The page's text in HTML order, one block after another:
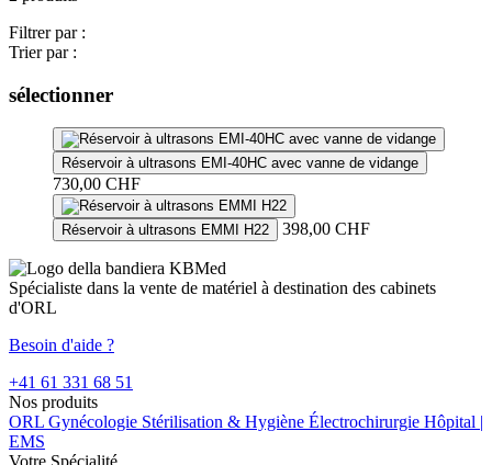
Filtrer par :
Trier par :
sélectionner
Réservoir à ultrasons EMI-40HC avec vanne de vidange
730,00 CHF
Réservoir à ultrasons EMMI H22 398,00 CHF
Spécialiste dans la vente de matériel à destination des cabinets
d'ORL
Besoin d'aide ?
+41 61 331 68 51
Nos produits
ORL Gynécologie Stérilisation & Hygiène Électrochirurgie Hôpital |
EMS